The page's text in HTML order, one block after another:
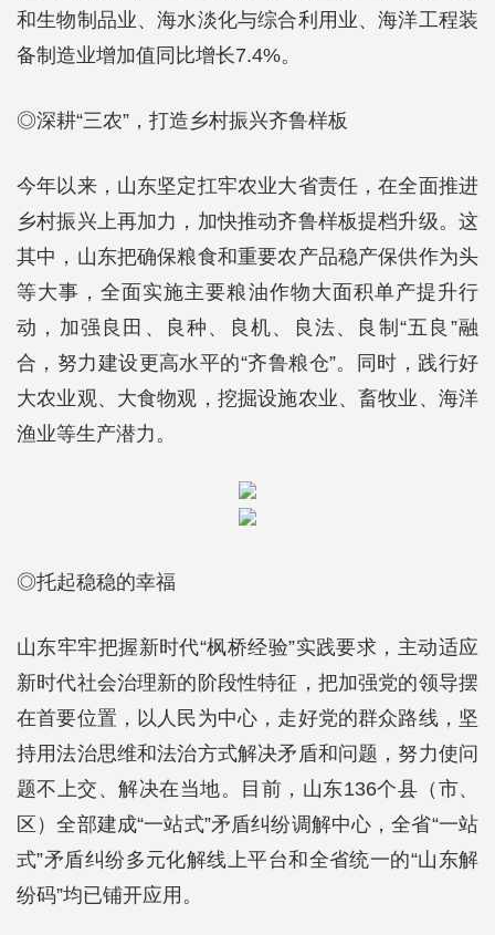
和生物制品业、海水淡化与综合利用业、海洋工程装
备制造业增加值同比增长7.4%。
◎深耕“三农”，打造乡村振兴齐鲁样板
今年以来，山东坚定扛牢农业大省责任，在全面推进
乡村振兴上再加力，加快推动齐鲁样板提档升级。这
其中，山东把确保粮食和重要农产品稳产保供作为头
等大事，全面实施主要粮油作物大面积单产提升行
动，加强良田、良种、良机、良法、良制“五良”融
合，努力建设更高水平的“齐鲁粮仓”。同时，践行好
大农业观、大食物观，挖掘设施农业、畜牧业、海洋
渔业等生产潜力。
◎托起稳稳的幸福
山东牢牢把握新时代“枫桥经验”实践要求，主动适应
新时代社会治理新的阶段性特征，把加强党的领导摆
在首要位置，以人民为中心，走好党的群众路线，坚
持用法治思维和法治方式解决矛盾和问题，努力使问
题不上交、解决在当地。目前，山东136个县（市、
区）全部建成“一站式”矛盾纠纷调解中心，全省“一站
式”矛盾纠纷多元化解线上平台和全省统一的“山东解
纷码”均已铺开应用。